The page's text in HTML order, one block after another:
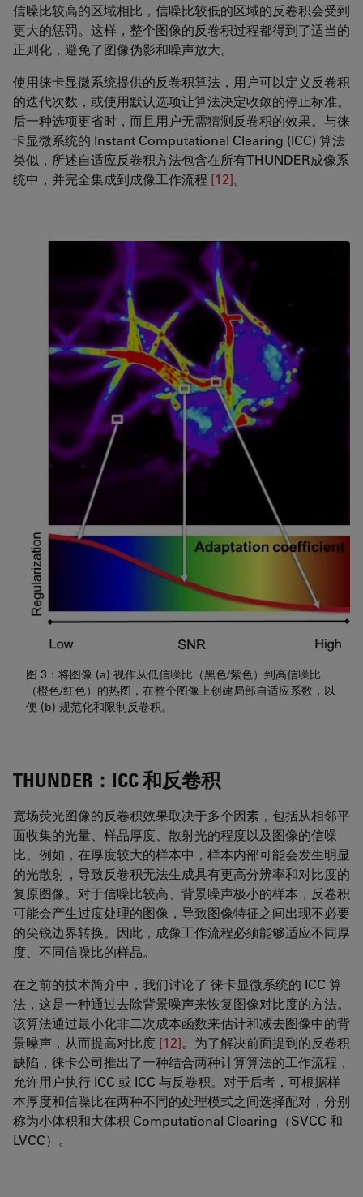
信噪比较高的区域相比，信噪比较低的区域的反卷积会受到
更大的惩罚。这样，整个图像的反卷积过程都得到了适当的
正则化，避免了图像伪影和噪声放大。
使用徕卡显微系统提供的反卷积算法，用户可以定义反卷积
的迭代次数，或使用默认选项让算法决定收敛的停止标准。
后一种选项更省时，而且用户无需猜测反卷积的效果。与徕
卡显微系统的 Instant Computational Clearing (ICC) 算法
类似，所述自适应反卷积方法包含在所有THUNDER成像系
统中，并完全集成到成像工作流程 [12]。
图 3：将图像 (a) 视作从低信噪比（黑色/紫色）到高信噪比
（橙色/红色）的热图，在整个图像上创建局部自适应系数，以
便 (b) 规范化和限制反卷积。
THUNDER：ICC 和反卷积
宽场荧光图像的反卷积效果取决于多个因素，包括从相邻平
面收集的光量、样品厚度、散射光的程度以及图像的信噪
比。例如，在厚度较大的样本中，样本内部可能会发生明显
的光散射，导致反卷积无法生成具有更高分辨率和对比度的
复原图像。对于信噪比较高、背景噪声极小的样本，反卷积
可能会产生过度处理的图像，导致图像特征之间出现不必要
的尖锐边界转换。因此，成像工作流程必须能够适应不同厚
度、不同信噪比的样品。
在之前的技术简介中，我们讨论了 徕卡显微系统的 ICC 算
法，这是一种通过去除背景噪声来恢复图像对比度的方法。
该算法通过最小化非二次成本函数来估计和减去图像中的背
景噪声，从而提高对比度 [12]。为了解决前面提到的反卷积
缺陷，徕卡公司推出了一种结合两种计算算法的工作流程，
允许用户执行 ICC 或 ICC 与反卷积。对于后者，可根据样
本厚度和信噪比在两种不同的处理模式之间选择配对，分别
称为小体积和大体积 Computational Clearing（SVCC 和
LVCC）。